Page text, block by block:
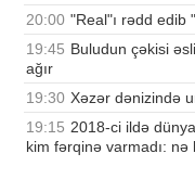
20:00 "Real"ı rədd edib
19:45 Buludun çəkisi
ağır
19:30 Xəzər dənizində
19:15 2018-ci ildə
kim fərqinə varmadı: nə